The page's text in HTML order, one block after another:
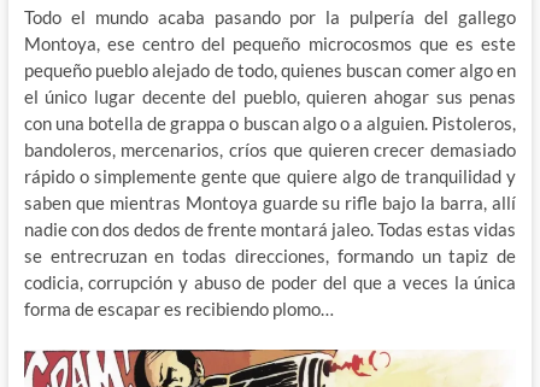
Todo el mundo acaba pasando por la pulpería del gallego
Montoya, ese centro del pequeño microcosmos que es este
pequeño pueblo alejado de todo, quienes buscan comer algo en
el único lugar decente del pueblo, quieren ahogar sus penas
con una botella de grappa o buscan algo o a alguien. Pistoleros,
bandoleros, mercenarios, críos que quieren crecer demasiado
rápido o simplemente gente que quiere algo de tranquilidad y
saben que mientras Montoya guarde su rifle bajo la barra, allí
nadie con dos dedos de frente montará jaleo. Todas estas vidas
se entrecruzan en todas direcciones, formando un tapiz de
codicia, corrupción y abuso de poder del que a veces la única
forma de escapar es recibiendo plomo…